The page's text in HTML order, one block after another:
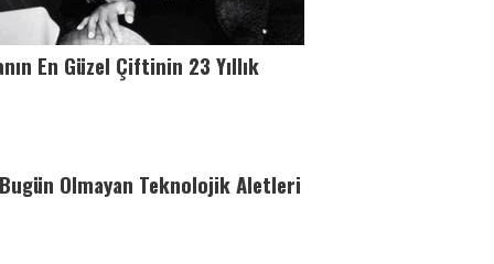
En Güzel Çiftinin 23 Yıllık
Olmayan Teknolojik Aletleri